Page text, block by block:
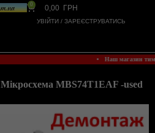
0 0,00 ГРН
УВІЙТИ / ЗАРЕЄСТРУВАТИСЬ
• Наш магазин
Мікросхема MBS74T1EAF -used